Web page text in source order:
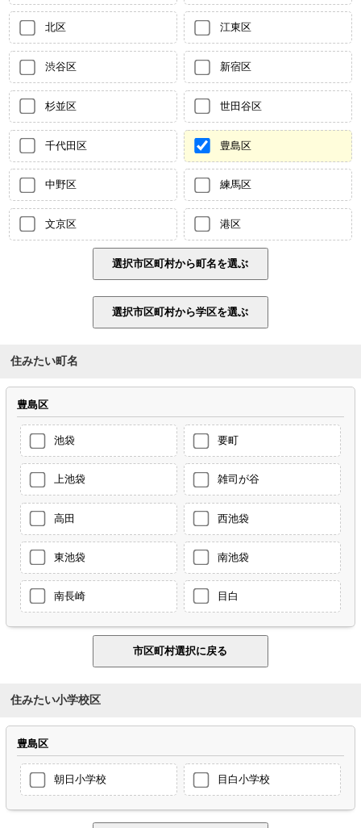
北区 江東区
渋谷区 新宿区
杉並区 世田谷区
千代田区 豊島区
中野区 練馬区
文京区 港区
住みたい町名
豊島区
池袋 要町
上池袋 雑司が谷
高田 西池袋
東池袋 南池袋
南長崎 目白
住みたい小学校区
豊島区
朝日小学校 目白小学校